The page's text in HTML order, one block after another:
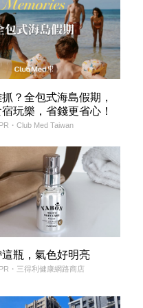
？全包式海島假期，
玩樂，省錢更省心！
PR・Club Med Taiwan
瓶，氣色好明亮
PR・三得利健康網路商店